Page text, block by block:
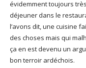
évidemment toujours
déjeuner dans le
l’avons dit, une cuisine
des choses mais qui
ça en est devenu un
bon terroir ardéchois.